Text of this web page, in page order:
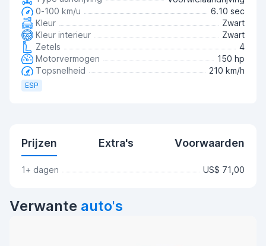
0-100 km/u
6.10 sec
Kleur
Zwart
Kleur interieur
Zwart
Zetels
4
Motorvermogen
150 hp
Topsnelheid
210 km/h
ESP
Prijzen Extra's Voorwaarden
1+ dagen US$ 71,00
Verwante auto's